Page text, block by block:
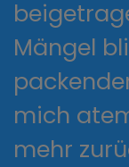
Mängel
mich
mehr